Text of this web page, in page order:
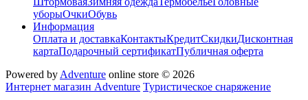
уборыОчкиОбувь
Информация
Оплата и доставкаКонтактыКредитСкидкиДисконтная
картаПодарочный сертификатПубличная оферта
Powered by Adventure online store © 2026
Интернет магазин Adventure Туристическое снаряжение